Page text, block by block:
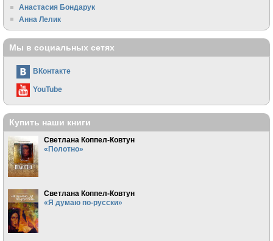
Анастасия Бондарук
Анна Лелик
Мы в социальных сетях
ВКонтакте
YouTube
Купить наши книги
Светлана Коппел-Ковтун
«Полотно»
Светлана Коппел-Ковтун
«Я думаю по-русски»